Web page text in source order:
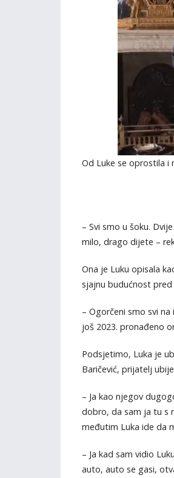
Od Luke se oprostila i
– Svi smo u šoku.
milo, drago dijete –
Ona je Luku opisala
sjajnu budućnost
– Ogorčeni smo svi
još 2023. pronađeno
Podsjetimo, Luka je
Baričević, prijatelj
– Ja kao njegov
dobro, da sam ja tu s
međutim Luka ide da
– Ja kad sam vidio
auto, auto se gasi,